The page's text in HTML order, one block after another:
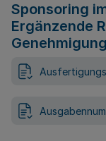
Sponsoring
Ergänzende